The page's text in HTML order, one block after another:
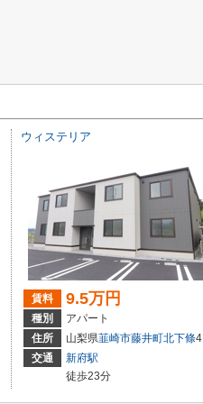
ウィステリア
賃料 9.5万円
種別
アパート
住所
山梨県韮崎市藤井町北下條40-2
交通
新府駅
徒歩23分